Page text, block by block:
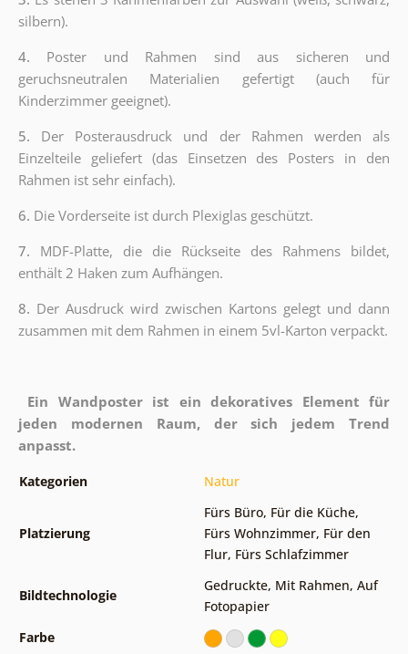
silbern).
4. Poster und Rahmen sind aus sicheren und
geruchsneutralen Materialien gefertigt (auch für
Kinderzimmer geeignet).
5. Der Posterausdruck und der Rahmen werden als
Einzelteile geliefert (das Einsetzen des Posters in den
Rahmen ist sehr einfach).
6. Die Vorderseite ist durch Plexiglas geschützt.
7. MDF-Platte, die die Rückseite des Rahmens bildet,
enthält 2 Haken zum Aufhängen.
8. Der Ausdruck wird zwischen Kartons gelegt und dann
zusammen mit dem Rahmen in einem 5vl-Karton verpackt.
Ein Wandposter ist ein dekoratives Element für
jeden modernen Raum, der sich jedem Trend
anpasst.
Kategorien Natur
Platzierung
Fürs Büro, Für die Küche,
Fürs Wohnzimmer, Für den
Flur, Fürs Schlafzimmer
Bildtechnologie
Gedruckte, Mit Rahmen, Auf
Fotopapier
Farbe